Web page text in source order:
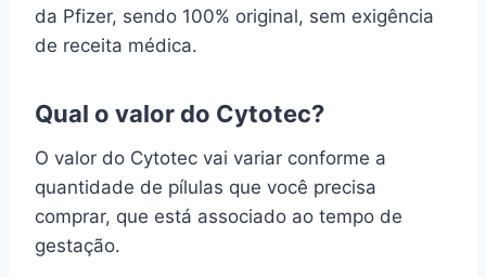
da Pfizer, sendo 100% original, sem exigência
de receita médica.
Qual o valor do Cytotec?
O valor do Cytotec vai variar conforme a
quantidade de pílulas que você precisa
comprar, que está associado ao tempo de
gestação.